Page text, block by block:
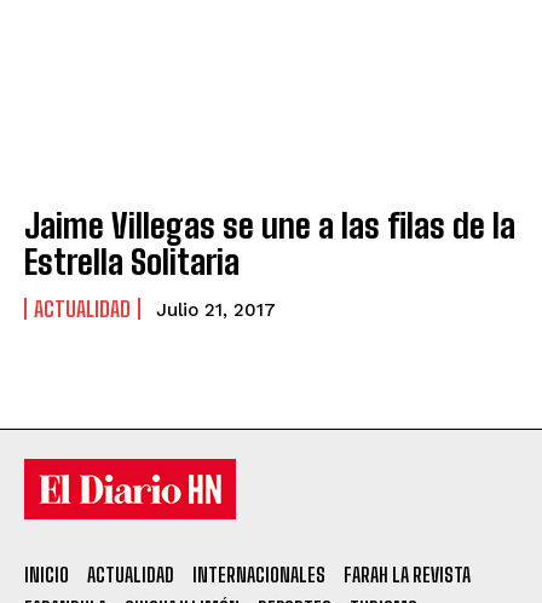
Jaime Villegas se une a las filas de la
Estrella Solitaria
ACTUALIDAD Julio 21, 2017
INICIO ACTUALIDAD INTERNACIONALES
FARAH LA REVISTA